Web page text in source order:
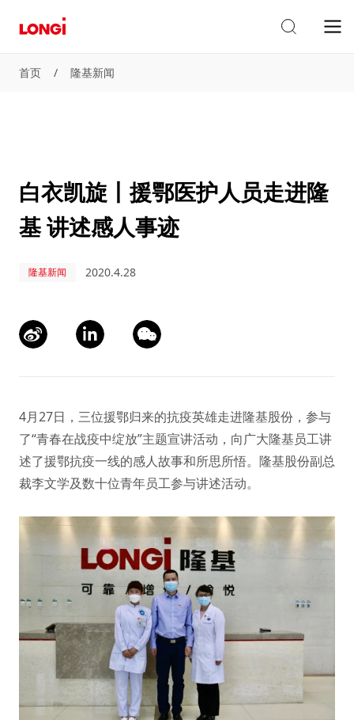
首页 / 隆基新闻
白衣凯旋丨援鄂医护人员走进隆
基 讲述感人事迹
隆基新闻 2020.4.28
4月27日，三位援鄂归来的抗疫英雄走进隆基股份，参与
了“青春在战疫中绽放”主题宣讲活动，向广大隆基员工讲
述了援鄂抗疫一线的感人故事和所思所悟。隆基股份副总
裁李文学及数十位青年员工参与讲述活动。